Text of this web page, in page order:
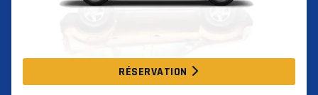
RÉSERVATION